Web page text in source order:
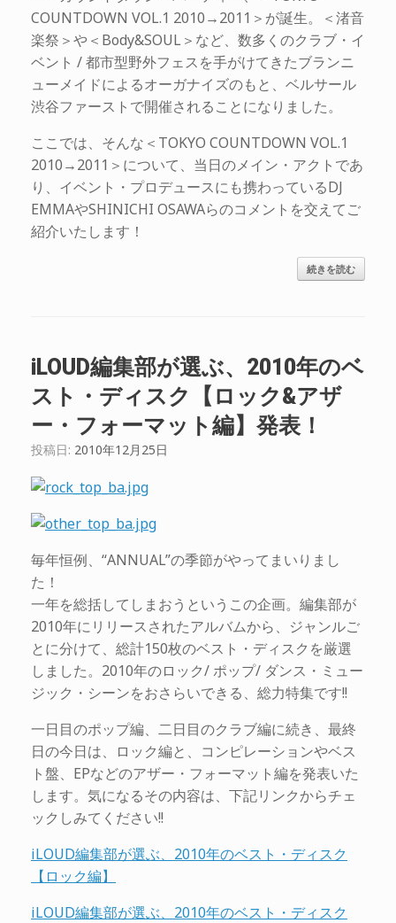
COUNTDOWN VOL.1 2010→2011＞が誕生。＜渚音
楽祭＞や＜Body&SOUL＞など、数多くのクラブ・イ
ベント / 都市型野外フェスを手がけてきたブランニ
ューメイドによるオーガナイズのもと、ベルサール
渋谷ファーストで開催されることになりました。
ここでは、そんな＜TOKYO COUNTDOWN VOL.1
2010→2011＞について、当日のメイン・アクトであ
り、イベント・プロデュースにも携わっているDJ
EMMAやSHINICHI OSAWAらのコメントを交えてご
紹介いたします！
続きを読む
iLOUD編集部が選ぶ、2010年のベ
スト・ディスク【ロック&アザ
ー・フォーマット編】発表！
投稿日: 2010年12月25日
毎年恒例、“ANNUAL”の季節がやってまいりまし
た！
一年を総括してしまおうというこの企画。編集部が
2010年にリリースされたアルバムから、ジャンルご
とに分けて、総計150枚のベスト・ディスクを厳選
しました。2010年のロック/ ポップ/ ダンス・ミュー
ジック・シーンをおさらいできる、総力特集です!!
一日目のポップ編、二日目のクラブ編に続き、最終
日の今日は、ロック編と、コンピレーションやベス
ト盤、EPなどのアザー・フォーマット編を発表いた
します。気になるその内容は、下記リンクからチェ
ックしみてください!!
iLOUD編集部が選ぶ、2010年のベスト・ディスク
【ロック編】
iLOUD編集部が選ぶ、2010年のベスト・ディスク